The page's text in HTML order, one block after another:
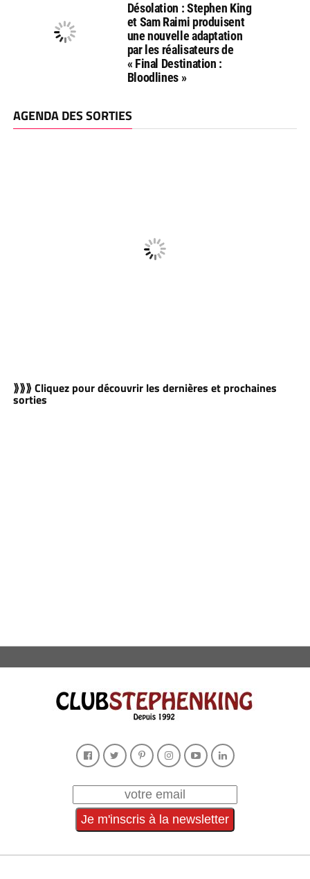
Désolation : Stephen King
et Sam Raimi produisent
une nouvelle adaptation
par les réalisateurs de
« Final Destination :
Bloodlines »
AGENDA DES SORTIES
⟫⟫⟫ Cliquez pour découvrir les dernières et prochaines
sorties